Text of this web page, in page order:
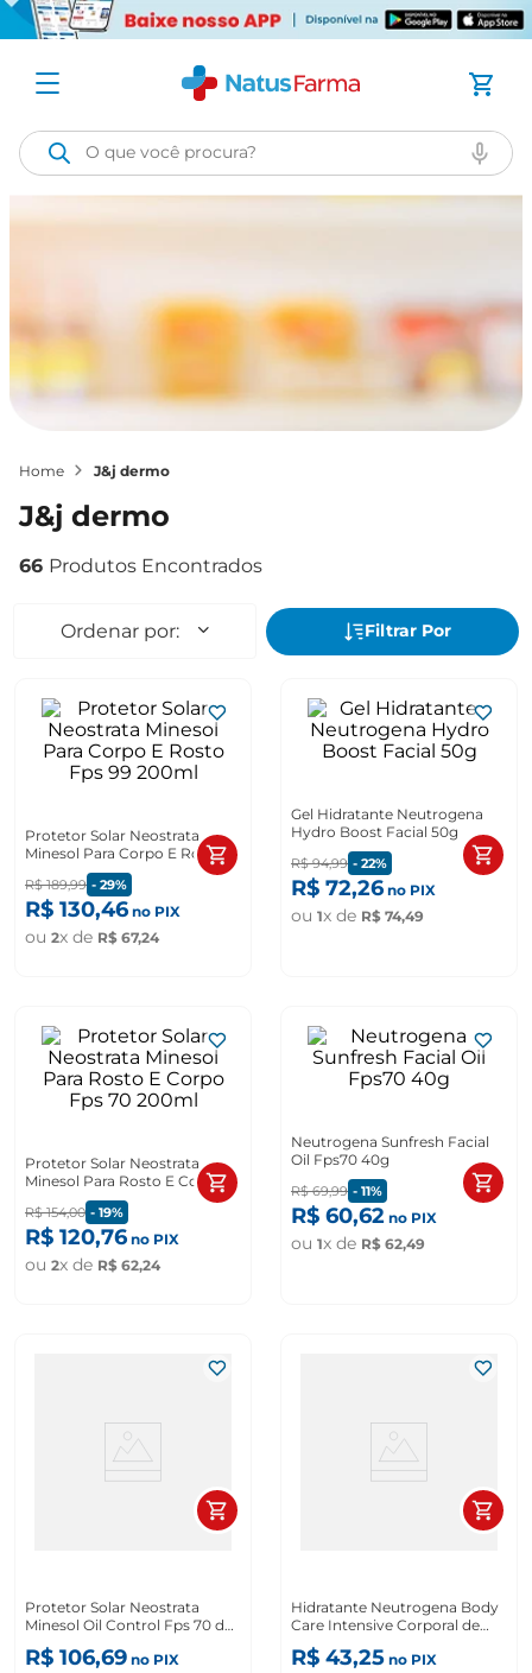
O que você procura?
j&j dermo
j&j dermo
66
Protetor Solar Neostrata
Minesol Para Corpo E Rosto
Fps 99 200ml
R$ 189,99 - 29%
R$ 130,46 no PIX
ou 2x de R$ 67,24
Gel Hidratante Neutrogena
Hydro Boost Facial 50g
R$ 94,99 - 22%
R$ 72,26 no PIX
ou 1x de R$ 74,49
Protetor Solar Neostrata
Minesol Para Rosto E Corpo
Fps 70 200ml
R$ 154,00 - 19%
R$ 120,76 no PIX
ou 2x de R$ 62,24
Neutrogena Sunfresh Facial
Oil Fps70 40g
R$ 69,99 - 11%
R$ 60,62 no PIX
ou 1x de R$ 62,49
Protetor Solar Neostrata
Minesol Oil Control Fps 70 de
40g
R$ 106,69 no PIX
Hidratante Neutrogena Body
Care Intensive Corporal de
400ml
R$ 43,25 no PIX